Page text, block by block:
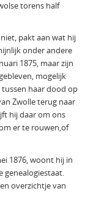
torens half
pakt aan wat hij
onder andere
1875, maar zijn
mogelijk
haar dood op
Zwolle terug naar
hij daar om ons
er te rouwen,of
1876, woont hij in
genealogiestaat.
overzichtje van